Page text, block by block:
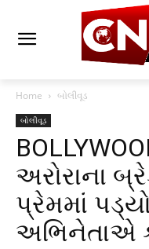
Home બોલીવૂડ
બોલીવૂડ
અરોરાના
પ્રેમમાં
અભિનેતાએ